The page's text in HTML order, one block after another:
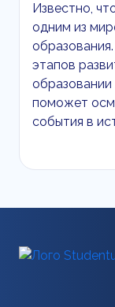
Известно,
одним из
этапов
поможет
события в